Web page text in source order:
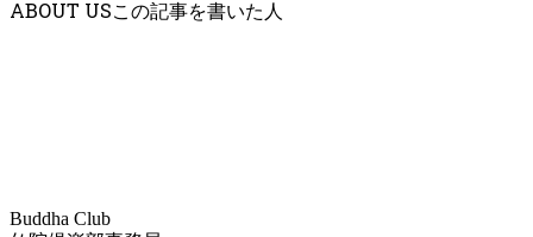
ABOUT US
Buddha Club